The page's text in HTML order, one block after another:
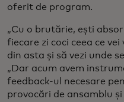
oferit de program.
„Cu o brutărie, ești
fiecare zi coci ceea ce vei
din asta și să vezi unde
„Dar acum avem
feedback-ul necesare
provocări de ansamblu